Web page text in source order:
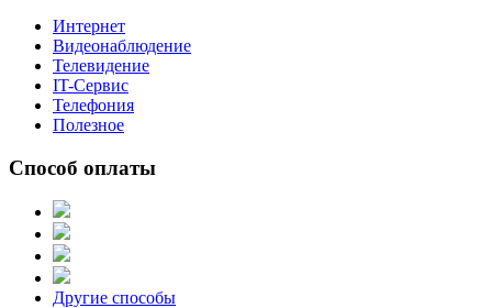
Интернет
Видеонаблюдение
Телевидение
IT-Сервис
Телефония
Полезное
Способ оплаты
Другие способы